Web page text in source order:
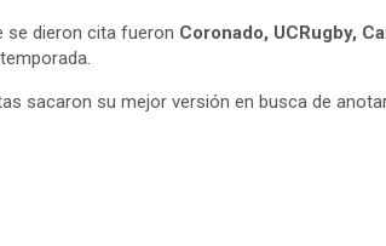
se dieron cita fueron Coronado, UCRugby,
sacaron su mejor versión en busca de